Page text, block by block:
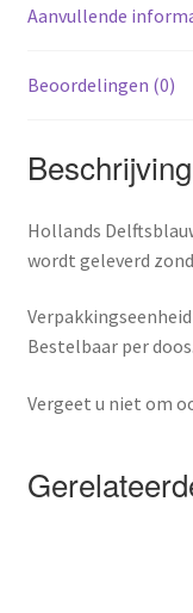
Aanvullende
Beoordelingen (0)
Beschrijving
Hollands
wordt geleverd
Bestelbaar per doos.
Vergeet u niet om